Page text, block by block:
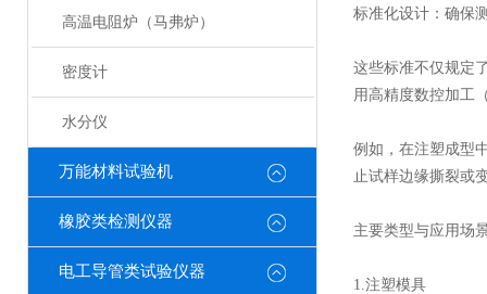
高温电阻炉（马弗炉）
密度计
水分仪
万能材料试验机
橡胶类检测仪器
电工导管类试验仪器
标准化设计：确保
这些标准不仅规定
用高精度数控加工
例如，在注塑成型
止试样边缘撕裂或
主要类型与应用场
1.注塑模具